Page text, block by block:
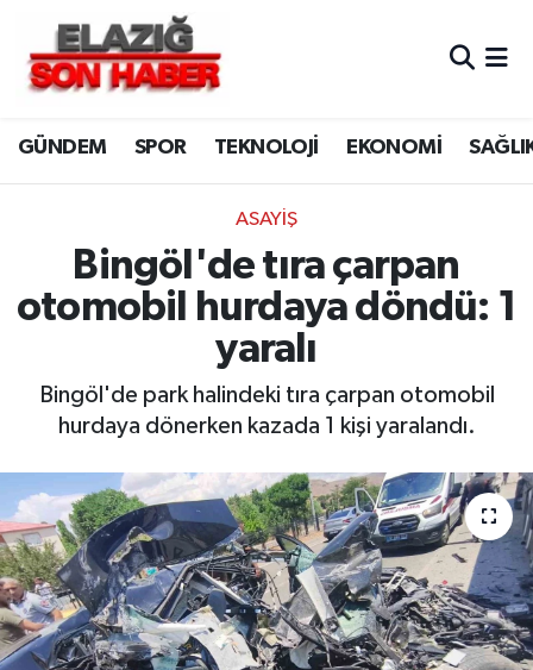
GÜNDEM SPOR TEKNOLOJİ EKONOMİ
ASAYİŞ
Bingöl'de tıra çarpan
otomobil hurdaya döndü: 1
yaralı
Bingöl'de park halindeki tıra çarpan otomobil
hurdaya dönerken kazada 1 kişi yaralandı.
CANLI YAYIN
ASAYİŞ
BİLİM VE TEKNOLOJİ
DÜNYA
EKONOMİ
GENEL
GÜNDEM
HABERDE İNSAN
Merkez Hava Durumu
Merkez Trafik Yoğunluk Haritası
Süper Lig Puan Durumu ve Fikstür
Tüm Manşetler
Haber Arşivi